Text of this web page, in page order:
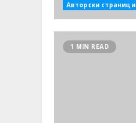
Авторски страници
1 MIN READ